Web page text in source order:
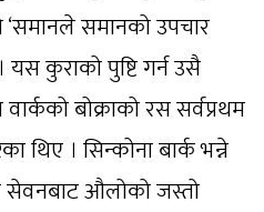
समानको उपचार
यस कुराको पुष्टि गर्न उसै
बोक्राको रस सर्वप्रथम
। सिन्कोना बार्क भन्ने
सेवनबाट औलोको जस्तो